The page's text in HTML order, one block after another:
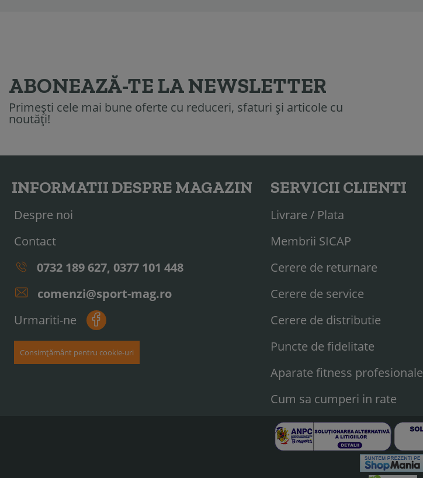
ABONEAZĂ-TE LA NEWSLETTER
Primești cele mai bune oferte cu reduceri, sfaturi și articole cu
noutăți!
INFORMATII DESPRE MAGAZIN
Despre noi
Contact
0732 189 627, 0377 101 448
comenzi@sport-mag.ro
Urmariti-ne
Consimțământ pentru cookie-uri
SERVICII CLIENTI
Livrare / Plata
Membrii SICAP
Cerere de returnare
Cerere de service
Cerere de distributie
Puncte de fidelitate
Aparate fitness profesionale
Cum sa cumperi in rate